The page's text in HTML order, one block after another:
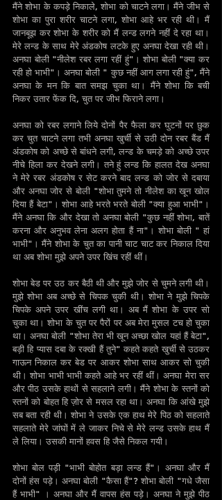
मैंने शोभा के कपड़े निकाले, शोभा को चाटने लगा। मैंने जीभ से
शोभा का पुरा शरीर चाटने लगा, शोभा आहे भर रही थी। मैं
जानबूझ कर शोभा के शरीर को मैं लन्ड लगने नहीं दे रहा था।
मेरे लन्ड के साथ मेरे अंडकोष लटके हुए अनघा देखा रही थी।
अनघा बोली "नीलेश रबर लगा रहीं हुं"। शोभा बोली "क्या कर
रही हो भाभी"। अनघा बोली " कुछ नहीं आग लगा रही हुं", मैंने
अनघा के मन कि बात समझ चुका था। मैंने शोभा कि बची
निकर उतार फेंक दि, चुत पर जीभ फिराने लगा।
अनघा को रबर लगाने लिये दोनों पैर फैला कर घुटनों पर छुक
कर चुत चाटने लगा तभी अनघा खुर्ची से उठी दोन रबर बैंड मैं
अंडकोष को अच्छे से बांधने लगी, लन्ड के चमड़े को अच्छे उपर
नीचे हिला कर देखने लगी। तने हुं लन्ड कि हालत देख अनघा
ने मेरे रबर अंडकोष र सेट करने बाद लन्ड को जोर से दबाया
और अनघा जोर से बोली "शोभा तुमने तो नीलेश का खून खोल
दिया हैं बेटा"। शोभा आहे भरते भरते बोली "क्या हुआ भाभी"।
मैंने अनघा कि और देखा तो अनघा बोली "कुछ नहीं शोभा, बातें
करना और अनुभव लेना अलग होता हैं ना"। शोभा बोली " हां
भाभी"। मैंने शोभा के चुत का पानी चाट चाट कर निकाल दिया
था अब शोभा मुझे अपने उपर खिंच रहीं थीं।
शोभा बेड पर उठ कर बैठी थी और मुझे जोर से चुमने लगी थी।
मुझे शोभा अब अच्छे से चिपक चुकी थी। शोभा ने मुझे चिपके
चिपके अपने उपर खींच लगी था। अब मैं शोभा के उपर सो
चुका था। शोभा के चुत पर पैरों पर अब मेरा मुसल टच हो चुका
था। अनघा बोली "शोभा तेरा भी खून अच्छा खोल यहां हैं बेटा",
बड़ी हि प्यास दबा के रक्खी हैं तुने" कहते कहते खुर्ची से उठकर
गाऊन निकाल कर बेड पर आकर शोभा साथ आकर सो चुकी
थी। शोभा भाभी भाभी कहते आहे भर रहीं थीं। अनघा मेरा सर
और पीठ उसके हाथों से सहलाने लगी। मैंने शोभा के स्तनों को
स्तनों को बोहत हि ज़ोर से मसल रहा था। अनघा कि आंखे मुझे
सब बता रही थी। शोभा ने उसके एक हाथ मेरे पिठ को सहलाते
सहलाते मेरे जांघों में ले जाकर निचे से मेरे लन्ड उसके हाथ मैं
ले लिया। उसकी मानों हवस हि जैसे निकल गयी।
शोभा बोल पड़ी "भाभी बोहोत बड़ा लन्ड हैं"। अनघा और मैं
दोनों हंस पड़े। अनघा बोली "कैसा हैं"? शोभा बोली "गधे जैसा
हैं भाभी" । अनघा और मैं वापस हंस पड़े। अनघा ने मुझे पीठ